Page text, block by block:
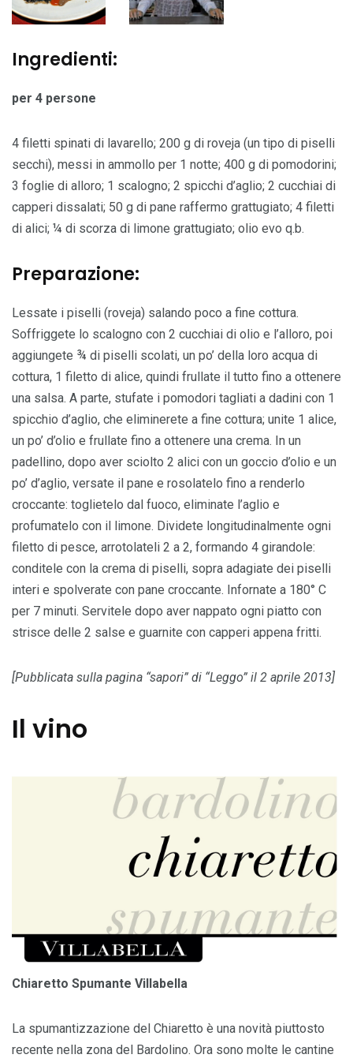
Ingredienti:
per 4 persone
4 filetti spinati di lavarello; 200 g di roveja (un tipo di piselli
secchi), messi in ammollo per 1 notte; 400 g di pomodorini;
3 foglie di alloro; 1 scalogno; 2 spicchi d’aglio; 2 cucchiai di
capperi dissalati; 50 g di pane raffermo grattugiato; 4 filetti
di alici; ¼ di scorza di limone grattugiato; olio evo q.b.
Preparazione:
Lessate i piselli (roveja) salando poco a fine cottura.
Soffriggete lo scalogno con 2 cucchiai di olio e l’alloro, poi
aggiungete ¾ di piselli scolati, un po’ della loro acqua di
cottura, 1 filetto di alice, quindi frullate il tutto fino a ottenere
una salsa. A parte, stufate i pomodori tagliati a dadini con 1
spicchio d’aglio, che eliminerete a fine cottura; unite 1 alice,
un po’ d’olio e frullate fino a ottenere una crema. In un
padellino, dopo aver sciolto 2 alici con un goccio d’olio e un
po’ d’aglio, versate il pane e rosolatelo fino a renderlo
croccante: toglietelo dal fuoco, eliminate l’aglio e
profumatelo con il limone. Dividete longitudinalmente ogni
filetto di pesce, arrotolateli 2 a 2, formando 4 girandole:
conditele con la crema di piselli, sopra adagiate dei piselli
interi e spolverate con pane croccante. Infornate a 180° C
per 7 minuti. Servitele dopo aver nappato ogni piatto con
strisce delle 2 salse e guarnite con capperi appena fritti.
[Pubblicata sulla pagina “sapori” di “Leggo” il 2 aprile 2013]
Il vino
Chiaretto Spumante Villabella
La spumantizzazione del Chiaretto è una novità piuttosto
recente nella zona del Bardolino. Ora sono molte le cantine